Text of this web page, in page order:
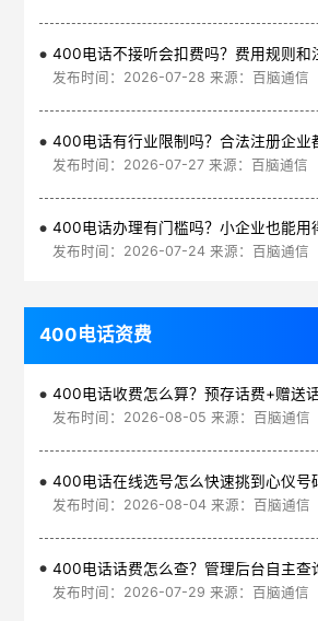
400电话不接听会扣费吗？费用规则和
发布时间：2026-07-28 来源：百脑通信
400电话有行业限制吗？合法注册企业
发布时间：2026-07-27 来源：百脑通信
400电话办理有门槛吗？小企业也能用
发布时间：2026-07-24 来源：百脑通信
400电话资费
发布时间：2026-08-05 来源：百脑通信
发布时间：2026-08-04 来源：百脑通信
400电话话费怎么查？管理后台自主查
发布时间：2026-07-29 来源：百脑通信